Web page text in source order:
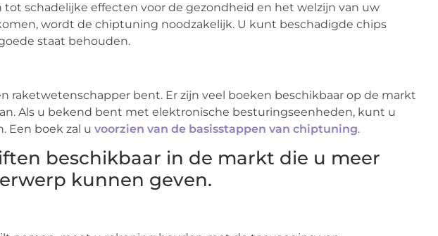
schadelijke effecten voor de gezondheid en het welzijn van uw
wordt de chiptuning noodzakelijk. U kunt beschadigde chips
staat behouden.
raketwetenschapper bent. Er zijn veel boeken beschikbaar op de markt
Als u bekend bent met elektronische besturingseenheden, kunt u
Een boek zal u voorzien van de basisstappen van chiptuning.
beschikbaar in de markt die u meer
kunnen geven.